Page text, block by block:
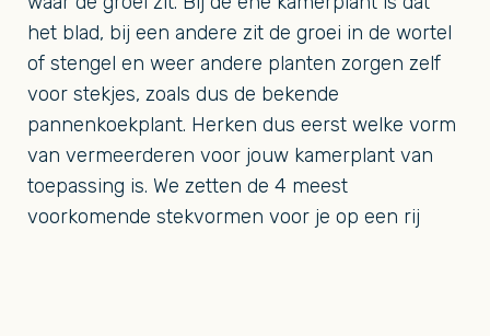
het blad, bij een andere zit de groei in de wortel
of stengel en weer andere planten zorgen zelf
voor stekjes, zoals dus de bekende
pannenkoekplant. Herken dus eerst welke vorm
van vermeerderen voor jouw kamerplant van
toepassing is. We zetten de 4 meest
voorkomende stekvormen voor je op een rij